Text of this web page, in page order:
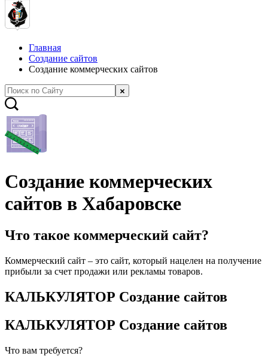
Главная
Создание сайтов
Создание коммерческих сайтов
Создание коммерческих
сайтов в Хабаровске
Что такое коммерческий сайт?
Коммерческий сайт – это сайт, который нацелен на получение
прибыли за счет продажи или рекламы товаров.
КАЛЬКУЛЯТОР Создание сайтов
КАЛЬКУЛЯТОР Создание сайтов
Что вам требуется?